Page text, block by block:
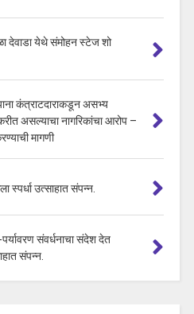
देवाडा येथे संमोहन स्टेज शो
कंत्राटदाराकडून असभ्य
असल्याचा नागरिकांचा आरोप –
मागणी
स्पर्धा उत्साहात संपन्न.
संवर्धनाचा संदेश देत
संपन्न.